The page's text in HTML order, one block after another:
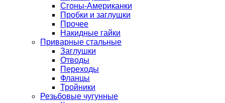
Сгоны-Американки
Пробки и заглушки
Прочее
Накидные гайки
Приварные стальные
Заглушки
Отводы
Переходы
Фланцы
Тройники
Резьбовые чугунные